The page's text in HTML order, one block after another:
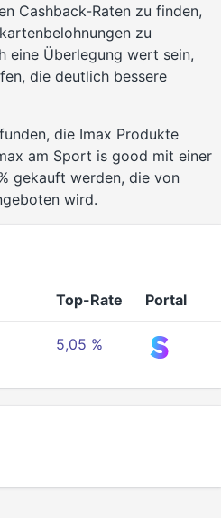
Cashback-Raten zu finden,
zu
eine Überlegung wert sein,
die deutlich bessere
die Imax Produkte
am Sport is good mit einer
gekauft werden, die von
wird.
Top-Rate Portal
5,05 %